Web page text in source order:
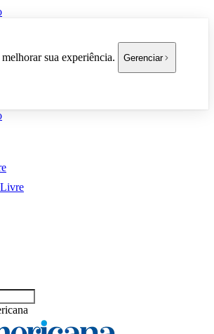
sua experiência. Gerenciar
Livre